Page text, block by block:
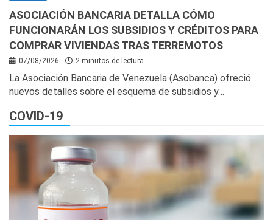
ASOCIACIÓN BANCARIA DETALLA CÓMO
FUNCIONARÁN LOS SUBSIDIOS Y CRÉDITOS PARA
COMPRAR VIVIENDAS TRAS TERREMOTOS
07/08/2026 2 minutos de lectura
La Asociación Bancaria de Venezuela (Asobanca) ofreció
nuevos detalles sobre el esquema de subsidios y…
COVID-19